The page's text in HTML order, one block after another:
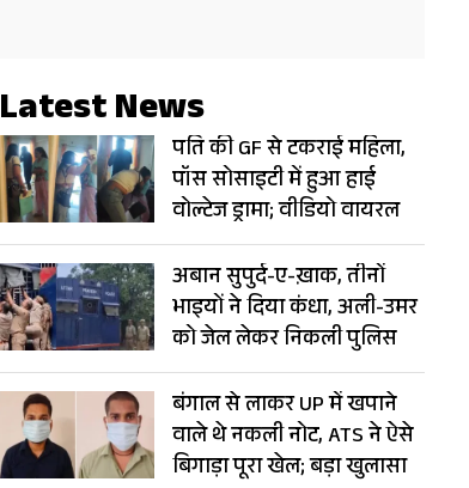
Latest News
पति की GF से टकराई महिला,
पॉस सोसाइटी में हुआ हाई
वोल्टेज ड्रामा; वीडियो वायरल
अबान सुपुर्द-ए-ख़ाक, तीनों
भाइयों ने दिया कंधा, अली-उमर
को जेल लेकर निकली पुलिस
बंगाल से लाकर UP में खपाने
वाले थे नकली नोट, ATS ने ऐसे
बिगाड़ा पूरा खेल; बड़ा खुलासा